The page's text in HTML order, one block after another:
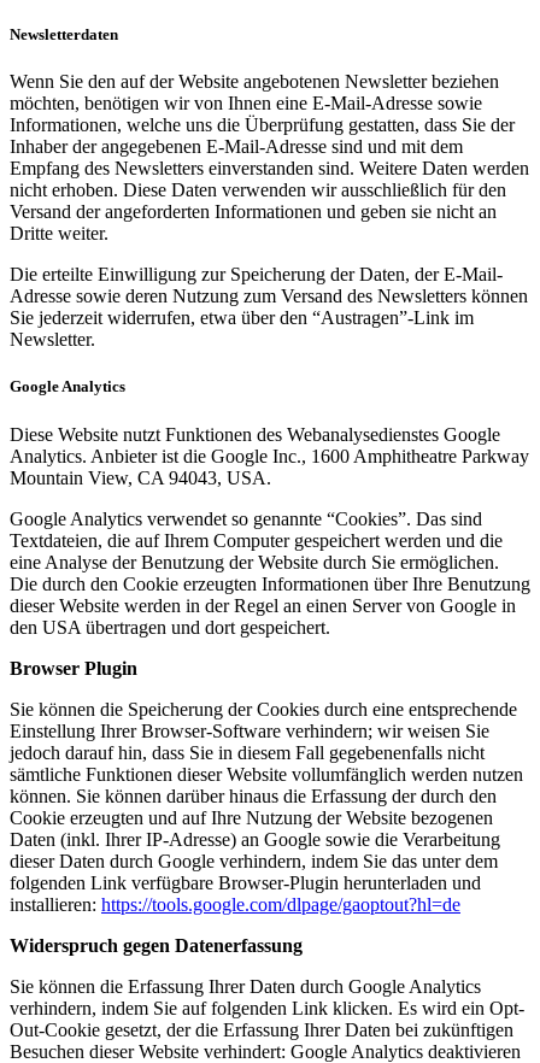
Newsletterdaten
Wenn Sie den auf der Website angebotenen Newsletter beziehen
möchten, benötigen wir von Ihnen eine E-Mail-Adresse sowie
Informationen, welche uns die Überprüfung gestatten, dass Sie der
Inhaber der angegebenen E-Mail-Adresse sind und mit dem
Empfang des Newsletters einverstanden sind. Weitere Daten werden
nicht erhoben. Diese Daten verwenden wir ausschließlich für den
Versand der angeforderten Informationen und geben sie nicht an
Dritte weiter.
Die erteilte Einwilligung zur Speicherung der Daten, der E-Mail-
Adresse sowie deren Nutzung zum Versand des Newsletters können
Sie jederzeit widerrufen, etwa über den “Austragen”-Link im
Newsletter.
Google Analytics
Diese Website nutzt Funktionen des Webanalysedienstes Google
Analytics. Anbieter ist die Google Inc., 1600 Amphitheatre Parkway
Mountain View, CA 94043, USA.
Google Analytics verwendet so genannte “Cookies”. Das sind
Textdateien, die auf Ihrem Computer gespeichert werden und die
eine Analyse der Benutzung der Website durch Sie ermöglichen.
Die durch den Cookie erzeugten Informationen über Ihre Benutzung
dieser Website werden in der Regel an einen Server von Google in
den USA übertragen und dort gespeichert.
Browser Plugin
Sie können die Speicherung der Cookies durch eine entsprechende
Einstellung Ihrer Browser-Software verhindern; wir weisen Sie
jedoch darauf hin, dass Sie in diesem Fall gegebenenfalls nicht
sämtliche Funktionen dieser Website vollumfänglich werden nutzen
können. Sie können darüber hinaus die Erfassung der durch den
Cookie erzeugten und auf Ihre Nutzung der Website bezogenen
Daten (inkl. Ihrer IP-Adresse) an Google sowie die Verarbeitung
dieser Daten durch Google verhindern, indem Sie das unter dem
folgenden Link verfügbare Browser-Plugin herunterladen und
installieren: https://tools.google.com/dlpage/gaoptout?hl=de
Widerspruch gegen Datenerfassung
Sie können die Erfassung Ihrer Daten durch Google Analytics
verhindern, indem Sie auf folgenden Link klicken. Es wird ein Opt-
Out-Cookie gesetzt, der die Erfassung Ihrer Daten bei zukünftigen
Besuchen dieser Website verhindert: Google Analytics deaktivieren